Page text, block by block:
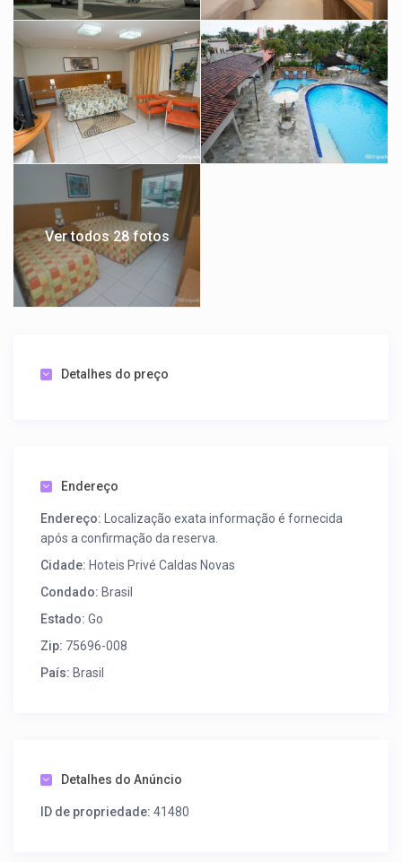
Ver todos 28 fotos
Detalhes do preço
Endereço
Endereço: Localização exata informação é fornecida
após a confirmação da reserva.
Cidade: Hoteis Privé Caldas Novas
Condado: Brasil
Estado: Go
Zip: 75696-008
País: Brasil
Detalhes do Anúncio
ID de propriedade: 41480